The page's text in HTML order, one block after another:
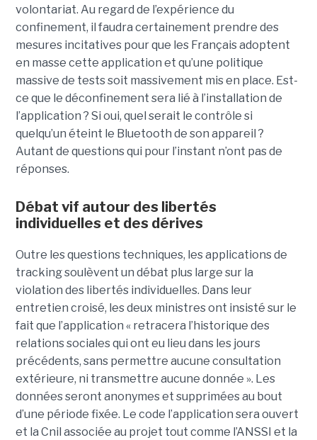
volontariat. Au regard de l’expérience du
confinement, il faudra certainement prendre des
mesures incitatives pour que les Français adoptent
en masse cette application et qu’une politique
massive de tests soit massivement mis en place. Est-
ce que le déconfinement sera lié à l’installation de
l’application ? Si oui, quel serait le contrôle si
quelqu’un éteint le Bluetooth de son appareil ?
Autant de questions qui pour l’instant n’ont pas de
réponses.
Débat vif autour des libertés
individuelles et des dérives
Outre les questions techniques, les applications de
tracking soulèvent un débat plus large sur la
violation des libertés individuelles. Dans leur
entretien croisé, les deux ministres ont insisté sur le
fait que l’application « retracera l’historique des
relations sociales qui ont eu lieu dans les jours
précédents, sans permettre aucune consultation
extérieure, ni transmettre aucune donnée ». Les
données seront anonymes et supprimées au bout
d’une période fixée. Le code l’application sera ouvert
et la Cnil associée au projet tout comme l’ANSSI et la